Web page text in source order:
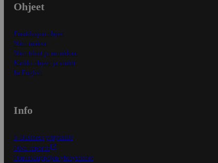
Ohjeet
Ensitilaajan ohjeet
Näin maksat
Näin tilaat ja muokkaat
Kaikki ohjeet ja vinkit
In English
Info
S-Business yrityksille
Oiva-raportit
Osuuskauppojen yhteystiedot